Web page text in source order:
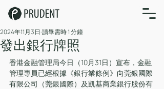
發出銀行牌照
2024年11月3日 讀畢需時 1 分鐘
香港金融管理局今日（10月31日）宣布，金融
管理專員已經根據《銀行業條例》向莞銀國際
有限公司（莞銀國際）及凱基商業銀行股份有